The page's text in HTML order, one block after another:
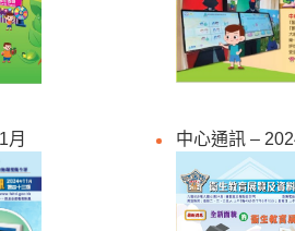
月 中心通訊 –